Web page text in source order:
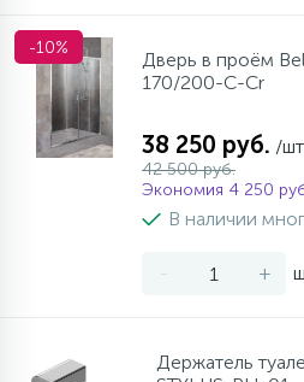
-10%
Дверь в проём
170/200-C-Cr
38 250 руб. /шт
42 500 руб.
Экономия 4 250
В наличии
- +
Держатель